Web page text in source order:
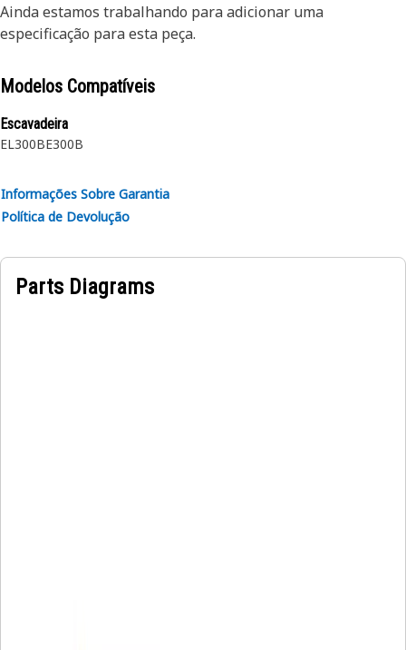
Ainda estamos trabalhando para adicionar uma
especificação para esta peça.
Modelos Compatíveis
Escavadeira
EL300BE300B
Informações Sobre Garantia
Política de Devolução
Parts Diagrams